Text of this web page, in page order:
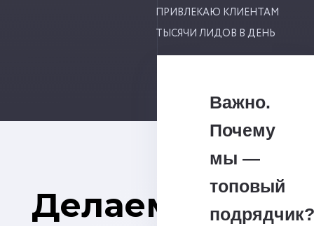
ПРИВЛЕКАЮ КЛИЕНТАМ
ТЫСЯЧИ ЛИДОВ В ДЕНЬ
Делаем
Важно.
Почему
мы —
топовый
подрядчик?